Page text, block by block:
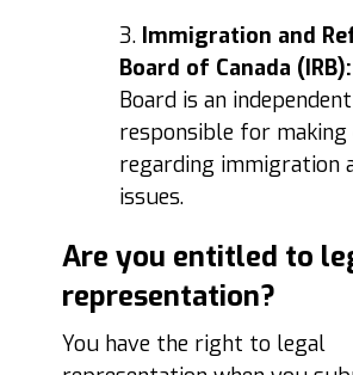
3. Immigration and
Board of Canada (IRB
Board is an
responsible for making
regarding immigration
issues.
Are you entitled to
representation?
You have the right to legal